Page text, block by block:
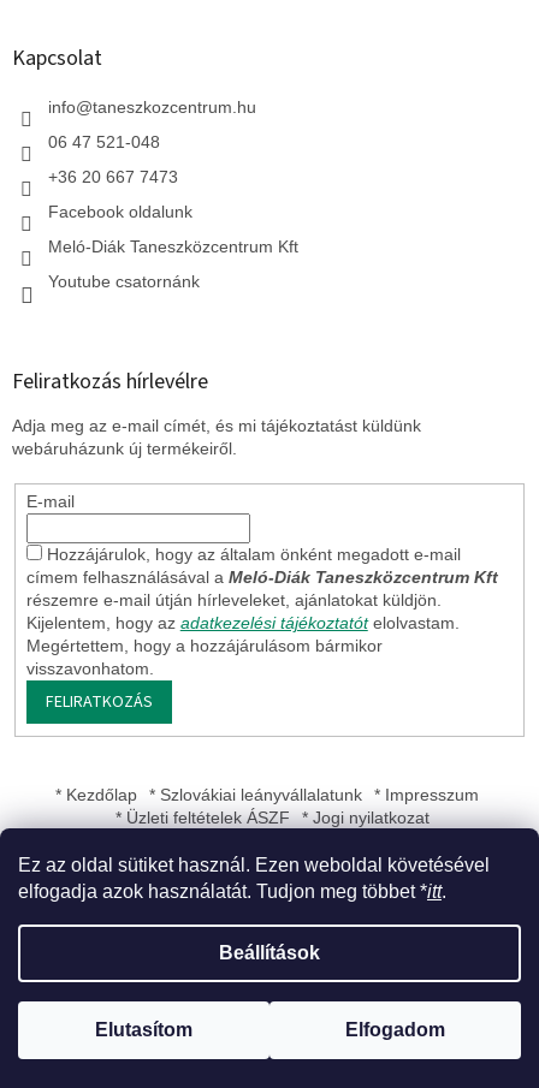
Ez az oldal sütiket használ. Ezen weboldal követésével
elfogadja azok használatát. Tudjon meg többet *itt.
Beállítások
Elutasítom Elfogadom
Kapcsolat
info@taneszkozcentrum.hu
06 47 521-048
+36 20 667 7473
Facebook oldalunk
Meló-Diák Taneszközcentrum Kft
Youtube csatornánk
Feliratkozás hírlevélre
Adja meg az e-mail címét, és mi tájékoztatást küldünk
webáruházunk új termékeiről.
E-mail
Hozzájárulok, hogy az általam önként megadott e-mail
címem felhasználásával a Meló-Diák Taneszközcentrum Kft
részemre e-mail útján hírleveleket, ajánlatokat küldjön.
Kijelentem, hogy az adatkezelési tájékoztatót elolvastam.
Megértettem, hogy a hozzájárulásom bármikor
visszavonhatom.
FELIRATKOZÁS
* Kezdőlap * Szlovákiai leányvállalatunk
* Impresszum
* Üzleti feltételek ÁSZF
* Jogi nyilatkozat
Meló-Diák Taneszközcentrum Kft
fenntartva.
Süti beállítások szerkesztése